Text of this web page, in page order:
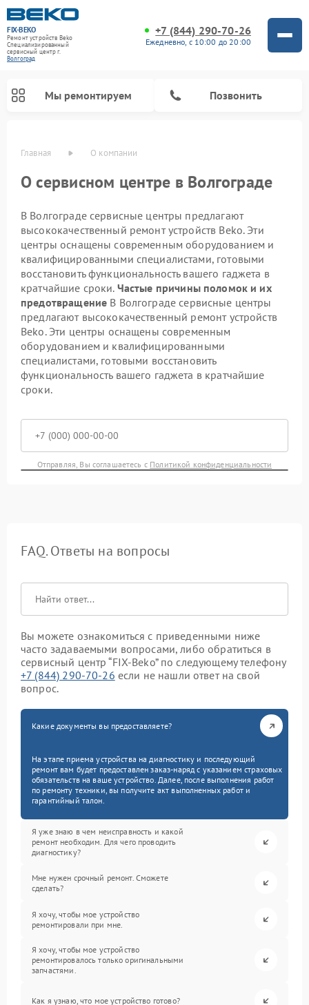
FIX-BEKO
Ремонт устройств Beko
Специализированный
cервисный центр г.
Волгоград
+7 (844) 290-70-26
Ежедневно, с 10:00 до 20:00
Мы ремонтируем Позвонить
Главная О компании
О сервисном центре в Волгограде
В Волгограде сервисные центры предлагают
высококачественный ремонт устройств Beko. Эти
центры оснащены современным оборудованием и
квалифицированными специалистами, готовыми
восстановить функциональность вашего гаджета в
кратчайшие сроки. Частые причины поломок и их
предотвращение В Волгограде сервисные центры
предлагают высококачественный ремонт устройств
Beko. Эти центры оснащены современным
оборудованием и квалифицированными
специалистами, готовыми восстановить
функциональность вашего гаджета в кратчайшие
сроки.
Отправляя, Вы соглашаетесь с Политикой конфиденциальности
FAQ. Ответы на вопросы
Вы можете ознакомиться с приведенными ниже
часто задаваемыми вопросами, либо обратиться в
сервисный центр “FIX-Beko” по следующему телефону
+7 (844) 290-70-26 если не нашли ответ на свой
вопрос.
Какие документы вы предоставляете?
На этапе приема устройства на диагностику и последующий
ремонт вам будет предоставлен заказ-наряд с указанием страховых
обязательств на ваше устройство. Далее, после выполнения работ
по ремонту техники, вы получите акт выполненных работ и
гарантийный талон.
Я уже знаю в чем неисправность и какой
ремонт необходим. Для чего проводить
диагностику?
Мне нужен срочный ремонт. Сможете
сделать?
Я хочу, чтобы мое устройство
ремонтировали при мне.
Я хочу, чтобы мое устройство
ремонтировалось только оригинальными
запчастями.
Как я узнаю, что мое устройство готово?